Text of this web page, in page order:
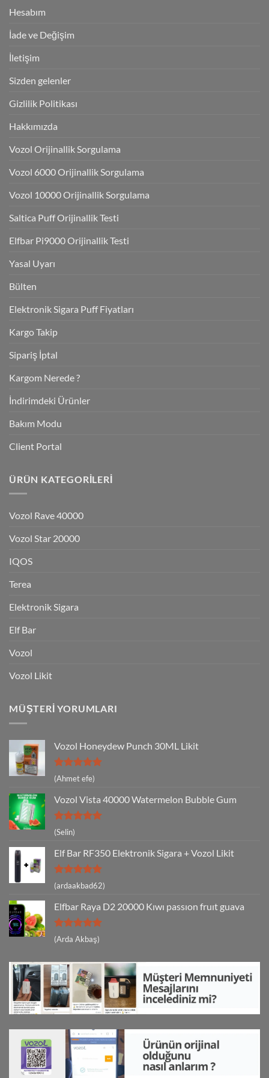
Hesabım
İade ve Değişim
İletişim
Sizden gelenler
Gizlilik Politikası
Hakkımızda
Vozol Orijinallik Sorgulama
Vozol 6000 Orijinallik Sorgulama
Vozol 10000 Orijinallik Sorgulama
Saltica Puff Orijinallik Testi
Elfbar Pi9000 Orijinallik Testi
Yasal Uyarı
Bülten
Elektronik Sigara Puff Fiyatları
Kargo Takip
Sipariş İptal
Kargom Nerede ?
İndirimdeki Ürünler
Bakım Modu
Client Portal
ÜRÜN KATEGORILERI
Vozol Rave 40000
Vozol Star 20000
IQOS
Terea
Elektronik Sigara
Elf Bar
Vozol
Vozol Likit
MÜŞTERI YORUMLARI
Vozol Honeydew Punch 30ML Likit
5 üzerinden
5
(Ahmet efe)
Vozol Vista 40000 Watermelon Bubble Gum
5 üzerinden
5
oy aldı
(Selin)
Elf Bar RF350 Elektronik Sigara + Vozol Likit
5 üzerinden
5
(ardaakbad62)
Elfbar Raya D2 20000 Kıwı passıon fruıt guava
5 üzerinden
5
(Arda Akbaş)